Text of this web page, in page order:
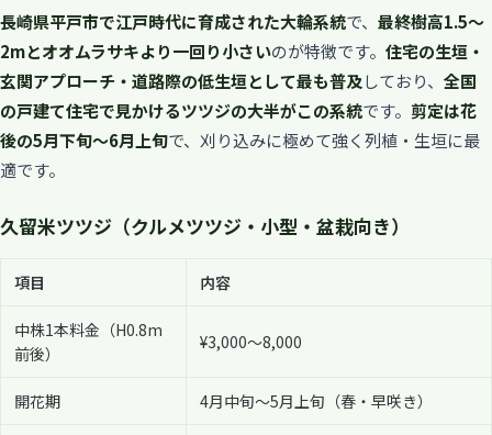
長崎県平戸市で江戸時代に育成された大輪系統で、 最終樹高1.5〜
2mとオオムラサキより一回り小さいのが特徴です。 住宅の生垣・
玄関アプローチ・道路際の低生垣として最も普及しており、 全国
の戸建て住宅で見かけるツツジの大半がこの系統です。 剪定は花
後の5月下旬〜6月上旬で、刈り込みに極めて強く列植・生垣に最
適です。
久留米ツツジ（クルメツツジ・小型・盆栽向き）
項目 内容
中株1本料金（H0.8m
前後）
¥3,000〜8,000
開花期 4月中旬〜5月上旬（春・早咲き）